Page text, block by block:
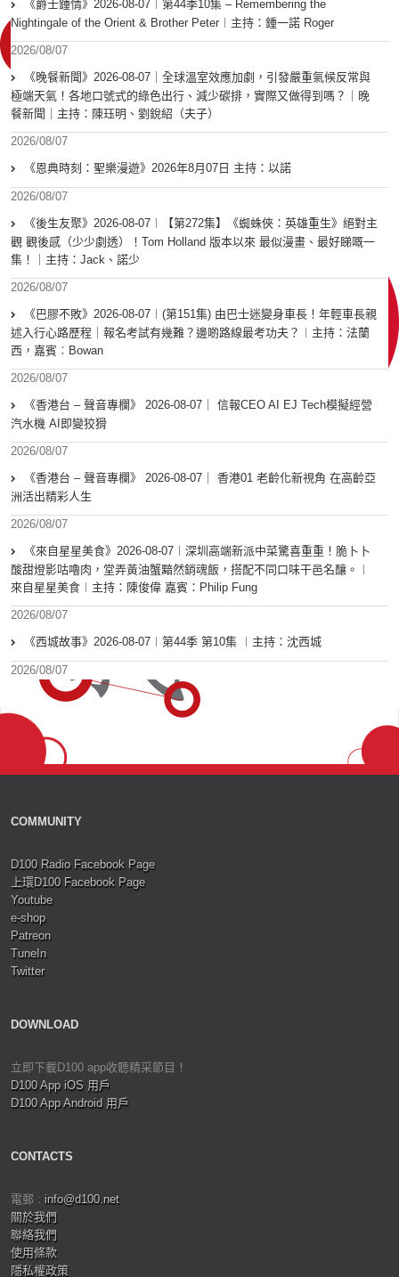
《爵士鍾情》2026-08-07︱第44季10集 – Remembering the
Nightingale of the Orient & Brother Peter︱主持：鍾一諾 Roger
2026/08/07
《晚餐新聞》2026-08-07｜全球溫室效應加劇，引發嚴重氣候反常與
極端天氣！各地口號式的綠色出行、減少碳排，實際又做得到嗎？｜晚
餐新聞｜主持：陳珏明、劉銳紹（夫子）
2026/08/07
《恩典時刻：聖樂漫遊》2026年8月07日 主持：以諾
2026/08/07
《後生友聚》2026-08-07︱【第272集】《蜘蛛俠：英雄重生》絕對主
觀 觀後感（少少劇透）！Tom Holland 版本以來 最似漫畫、最好睇嘅一
集！｜主持：Jack、諾少
2026/08/07
《巴膠不敗》2026-08-07︱(第151集) 由巴士迷變身車長！年輕車長親
述入行心路歷程｜報名考試有幾難？邊啲路線最考功夫？︱主持：法蘭
西，嘉賓︰Bowan
2026/08/07
《香港台 – 聲音專欄》 2026-08-07｜ 信報CEO AI EJ Tech模擬經營
汽水機 AI即變狡猾
2026/08/07
《香港台 – 聲音專欄》 2026-08-07｜ 香港01 老齡化新視角 在高齡亞
洲活出精彩人生
2026/08/07
《來自星星美食》2026-08-07︱深圳高端新派中菜驚喜重重！脆卜卜
酸甜燈影咕嚕肉，堂弄黃油蟹黯然銷魂飯，搭配不同口味干邑名釀。︱
來自星星美食︱主持：陳俊偉 嘉賓：Philip Fung
2026/08/07
《西城故事》2026-08-07︱第44季 第10集 ︱主持：沈西城
2026/08/07
COMMUNITY
D100 Radio Facebook Page
上環D100 Facebook Page
Youtube
e-shop
Patreon
TuneIn
Twitter
DOWNLOAD
立即下載D100 app收聽精采節目！
D100 App iOS 用戶
D100 App Android 用戶
CONTACTS
電郵 : info@d100.net
關於我們
聯絡我們
使用條款
隱私權政策